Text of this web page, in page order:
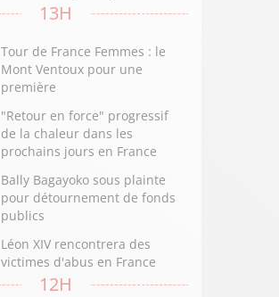
13H
Tour de France Femmes : le
Mont Ventoux pour une
première
"Retour en force" progressif
de la chaleur dans les
prochains jours en France
Bally Bagayoko sous plainte
pour détournement de fonds
publics
Léon XIV rencontrera des
victimes d'abus en France
12H